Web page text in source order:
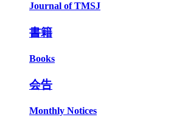
Journal of TMSJ
書籍
Books
会告
Monthly Notices